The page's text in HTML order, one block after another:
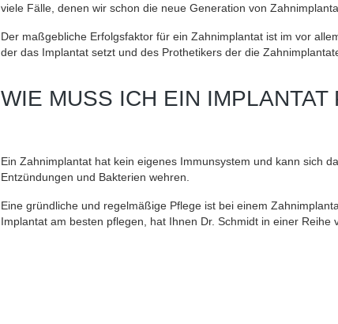
viele Fälle, denen wir schon die neue Generation von
Der maßgebliche Erfolgsfaktor für ein Zahnimplantat ist im vor
der das Implantat setzt und des Prothetikers der die
WIE MUSS ICH EIN IMPLANTAT
Ein Zahnimplantat hat kein eigenes Immunsystem und kann sich
Entzündungen und Bakterien wehren.
Eine gründliche und regelmäßige Pflege ist bei einem
Implantat am besten pflegen, hat Ihnen Dr. Schmidt in einer Reihe